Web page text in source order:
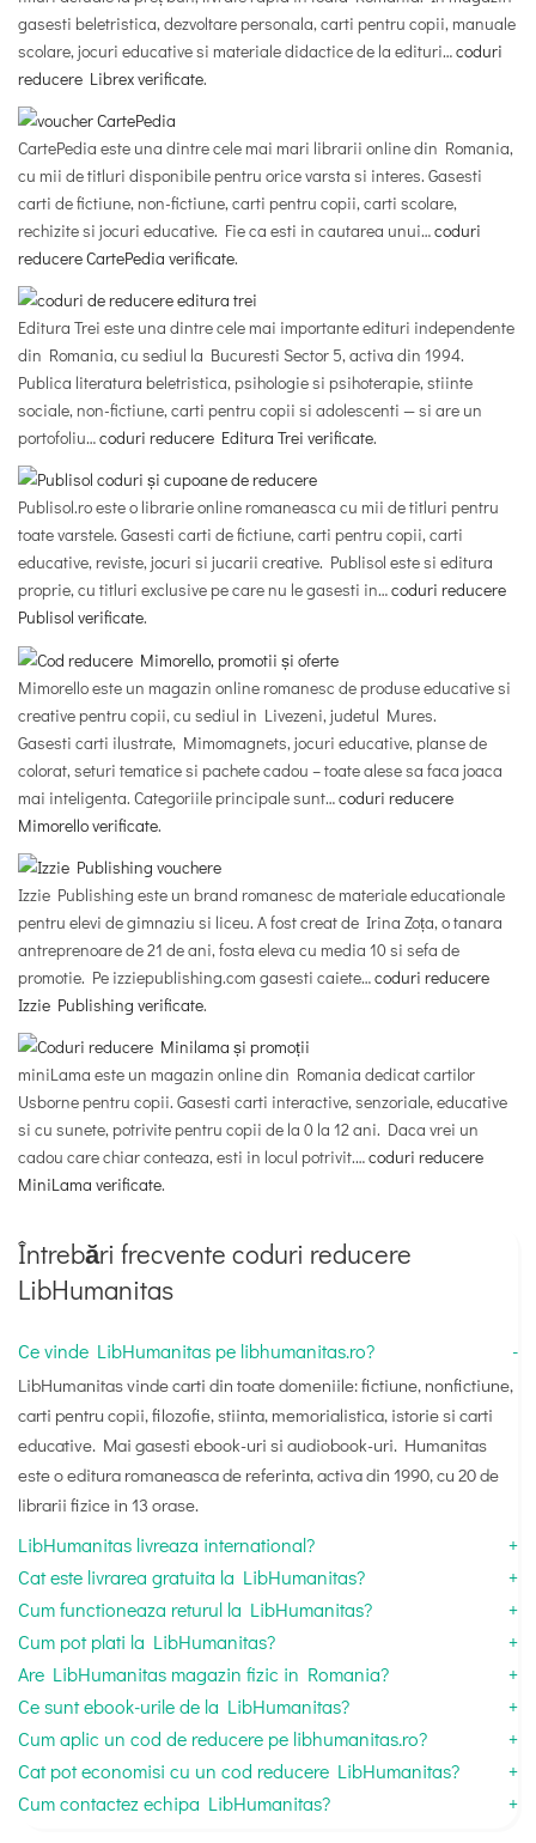
gasesti beletristica, dezvoltare personala, carti pentru copii, manuale
scolare, jocuri educative si materiale didactice de la edituri…coduri
reducere Librex verificate.
CartePedia este una dintre cele mai mari librarii online din Romania,
cu mii de titluri disponibile pentru orice varsta si interes. Gasesti
carti de fictiune, non-fictiune, carti pentru copii, carti scolare,
rechizite si jocuri educative. Fie ca esti in cautarea unui…coduri
reducere CartePedia verificate.
Editura Trei este una dintre cele mai importante edituri independente
din Romania, cu sediul la Bucuresti Sector 5, activa din 1994.
Publica literatura beletristica, psihologie si psihoterapie, stiinte
sociale, non-fictiune, carti pentru copii si adolescenti — si are un
portofoliu…coduri reducere Editura Trei verificate.
Publisol.ro este o librarie online romaneasca cu mii de titluri pentru
toate varstele. Gasesti carti de fictiune, carti pentru copii, carti
educative, reviste, jocuri si jucarii creative. Publisol este si editura
proprie, cu titluri exclusive pe care nu le gasesti in…coduri reducere
Publisol verificate.
Mimorello este un magazin online romanesc de produse educative si
creative pentru copii, cu sediul in Livezeni, judetul Mures.
Gasesti carti ilustrate, Mimomagnets, jocuri educative, planse de
colorat, seturi tematice si pachete cadou – toate alese sa faca joaca
mai inteligenta. Categoriile principale sunt…coduri reducere
Mimorello verificate.
Izzie Publishing este un brand romanesc de materiale educationale
pentru elevi de gimnaziu si liceu. A fost creat de Irina Zoța, o tanara
antreprenoare de 21 de ani, fosta eleva cu media 10 si sefa de
promotie. Pe izziepublishing.com gasesti caiete…coduri reducere
Izzie Publishing verificate.
miniLama este un magazin online din Romania dedicat cartilor
Usborne pentru copii. Gasesti carti interactive, senzoriale, educative
si cu sunete, potrivite pentru copii de la 0 la 12 ani. Daca vrei un
cadou care chiar conteaza, esti in locul potrivit.…coduri reducere
MiniLama verificate.
Întrebări frecvente coduri reducere
LibHumanitas
Ce vinde LibHumanitas pe libhumanitas.ro?
LibHumanitas vinde carti din toate domeniile: fictiune, nonfictiune,
carti pentru copii, filozofie, stiinta, memorialistica, istorie si carti
educative. Mai gasesti ebook-uri si audiobook-uri. Humanitas
este o editura romaneasca de referinta, activa din 1990, cu 20 de
librarii fizice in 13 orase.
LibHumanitas livreaza international?
Cat este livrarea gratuita la LibHumanitas?
Cum functioneaza returul la LibHumanitas?
Cum pot plati la LibHumanitas?
Are LibHumanitas magazin fizic in Romania?
Ce sunt ebook-urile de la LibHumanitas?
Cum aplic un cod de reducere pe libhumanitas.ro?
Cat pot economisi cu un cod reducere LibHumanitas?
Cum contactez echipa LibHumanitas?